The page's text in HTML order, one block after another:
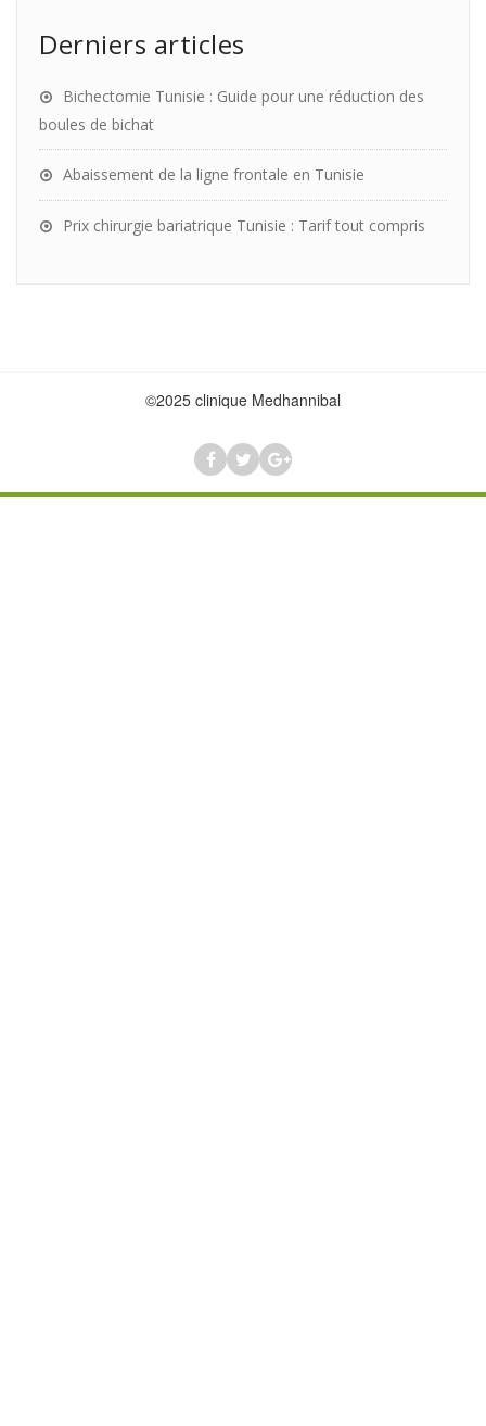
Derniers articles
Bichectomie Tunisie : Guide pour une réduction des
boules de bichat
Abaissement de la ligne frontale en Tunisie
Prix chirurgie bariatrique Tunisie : Tarif tout compris
©2025 clinique Medhannibal